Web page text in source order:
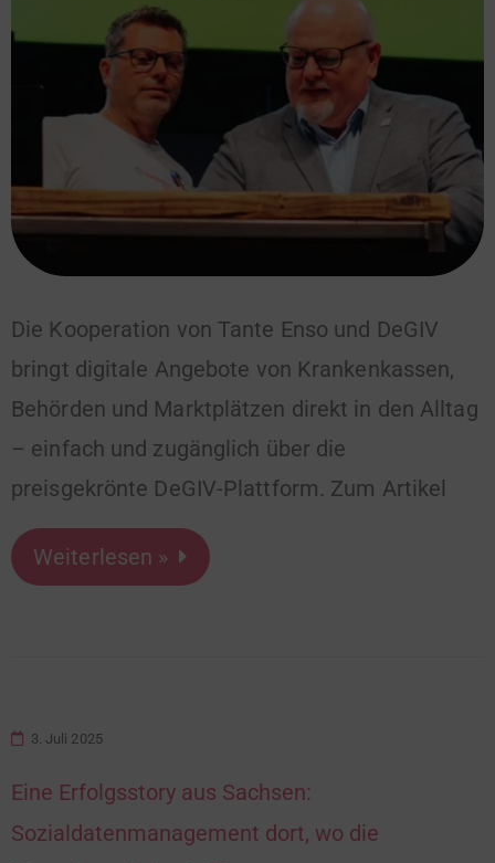
Die Kooperation von Tante Enso und DeGIV
bringt digitale Angebote von Krankenkassen,
Behörden und Marktplätzen direkt in den Alltag
– einfach und zugänglich über die
preisgekrönte DeGIV-Plattform. Zum Artikel
Weiterlesen »
3. Juli 2025
Eine Erfolgsstory aus Sachsen:
Sozialdatenmanagement dort, wo die